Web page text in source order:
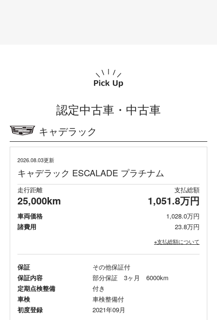
認定中古車・中古車
キャデラック
2026.08.03更新
キャデラック ESCALADE プラチナム
走行距離
25,000km
支払総額
1,051.8万円
車両価格
1,028.0万円
諸費用
23.8万円
※支払総額について
保証
その他保証付
保証内容
部分保証 3ヶ月 6000km
定期点検整備
付き
車検
車検整備付
初度登録
2021年09月